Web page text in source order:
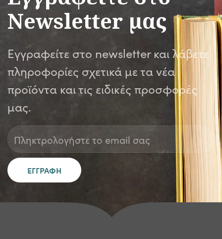
Newsletter μας
Εγγραφείτε στο newsletter και λάβετε
πληροφορίες σχετικά με τα νέα
προϊόντα και τις ειδικές προσφορές
μας.